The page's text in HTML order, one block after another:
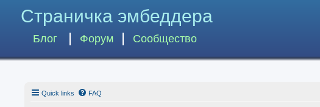
Страничка эмбеддера
Блог Форум Сообщество
Quick links FAQ